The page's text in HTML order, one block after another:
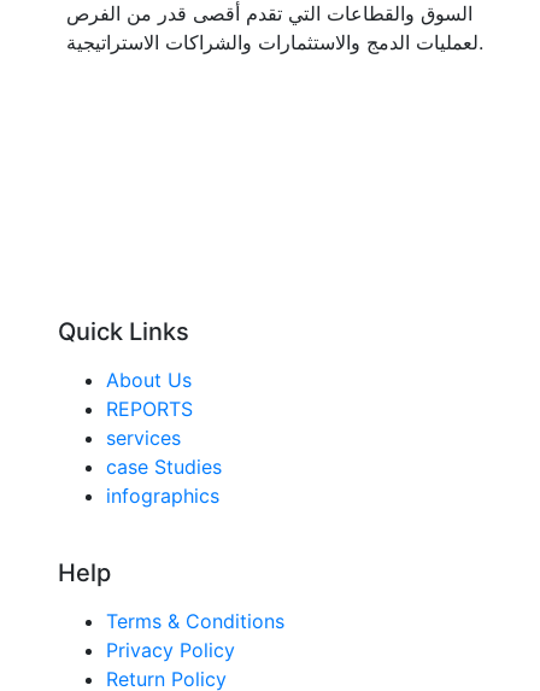
السوق والقطاعات التي تقدم أقصى قدر من الفرص
لعمليات الدمج والاستثمارات والشراكات الاستراتيجية.
Quick Links
About Us
REPORTS
services
case Studies
infographics
Help
Terms & Conditions
Privacy Policy
Return Policy